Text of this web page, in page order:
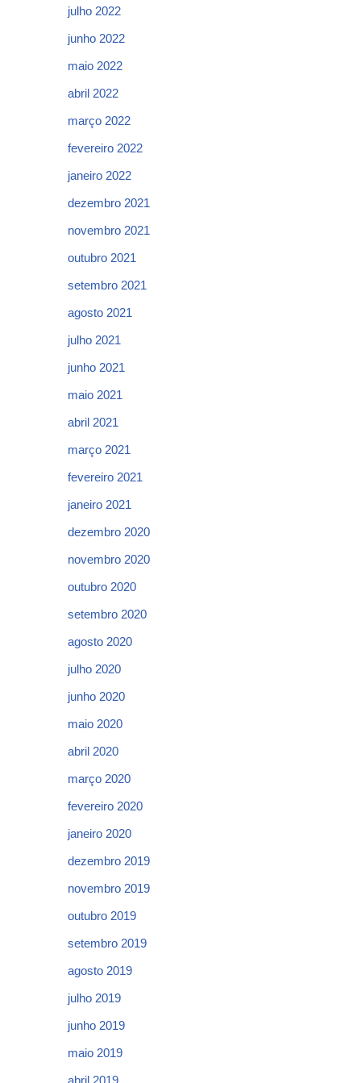
julho 2022
junho 2022
maio 2022
abril 2022
março 2022
fevereiro 2022
janeiro 2022
dezembro 2021
novembro 2021
outubro 2021
setembro 2021
agosto 2021
julho 2021
junho 2021
maio 2021
abril 2021
março 2021
fevereiro 2021
janeiro 2021
dezembro 2020
novembro 2020
outubro 2020
setembro 2020
agosto 2020
julho 2020
junho 2020
maio 2020
abril 2020
março 2020
fevereiro 2020
janeiro 2020
dezembro 2019
novembro 2019
outubro 2019
setembro 2019
agosto 2019
julho 2019
junho 2019
maio 2019
abril 2019